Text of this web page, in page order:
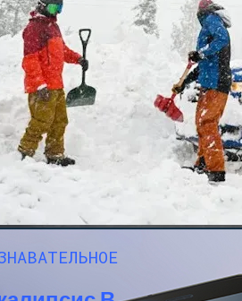
Придумали Способ
Реки От Пластика
Помощник На Кухне: Как
Хороший Блендер